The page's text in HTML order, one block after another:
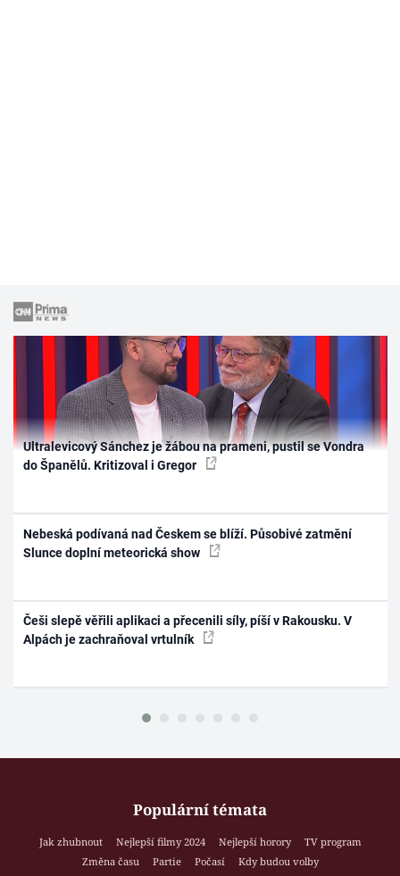
Ultralevicový Sánchez je žábou na prameni, pustil se Vondra
do Španělů. Kritizoval i Gregor
Nebeská podívaná nad Českem se blíží. Působivé zatmění
Slunce doplní meteorická show
Češi slepě věřili aplikaci a přecenili síly, píší v Rakousku. V
Alpách je zachraňoval vrtulník
Populární témata
Jak zhubnout Nejlepší filmy 2024 Nejlepší horory
TV program
Změna času
Partie Počasí
Kdy budou volby